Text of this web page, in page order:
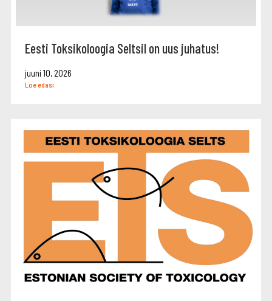
Eesti Toksikoloogia Seltsil on uus juhatus!
juuni 10, 2026
Loe edasi